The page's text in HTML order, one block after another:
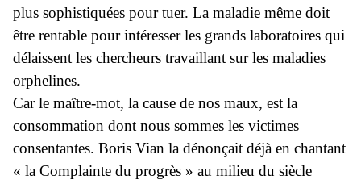
plus sophistiquées pour tuer. La maladie même doit
être rentable pour intéresser les grands laboratoires qui
délaissent les chercheurs travaillant sur les maladies
orphelines.
Car le maître-mot, la cause de nos maux, est la
consommation dont nous sommes les victimes
consentantes. Boris Vian la dénonçait déjà en chantant
« la Complainte du progrès » au milieu du siècle